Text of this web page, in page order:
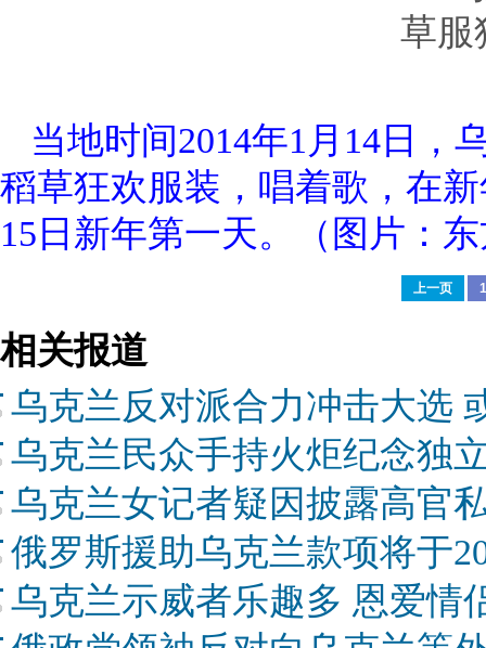
当地时间2014年1月14日，
稻草狂欢服装，唱着歌，在
15日新年第一天。（图片：
上一页 1
相关报道
乌克兰反对派合力冲击大选
乌克兰民众手持火炬纪念独
乌克兰女记者疑因披露高官
俄罗斯援助乌克兰款项将于
乌克兰示威者乐趣多 恩爱情